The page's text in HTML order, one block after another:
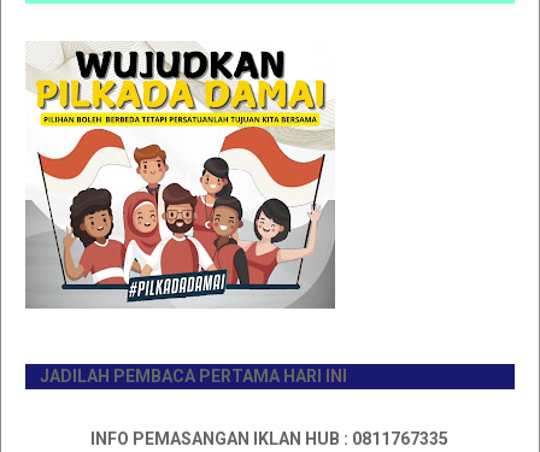
JADILAH PEMBACA PERTAMA HARI INI
INFO PEMASANGAN IKLAN HUB : 0811767335